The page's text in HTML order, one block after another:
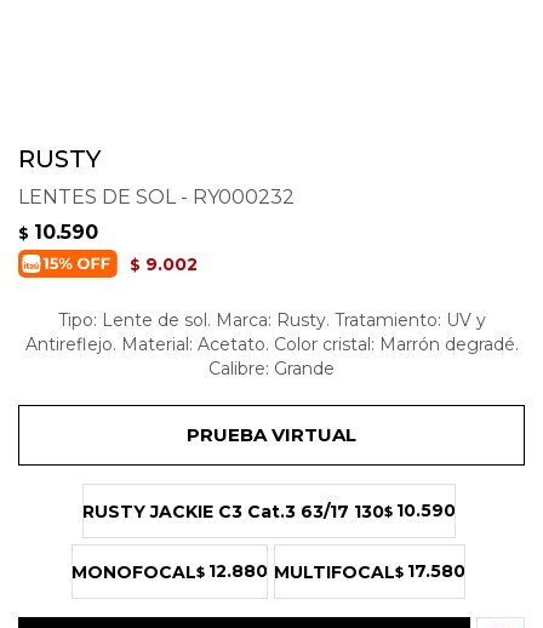
RUSTY
LENTES DE SOL - RY000232
$ 10.590
$ 9.002
Tipo: Lente de sol. Marca: Rusty. Tratamiento: UV y
Antireflejo. Material: Acetato. Color cristal: Marrón degradé.
Calibre: Grande
PRUEBA VIRTUAL
RUSTY JACKIE C3 Cat.3 63/17 130$ 10.590
MONOFOCAL$ 12.880 MULTIFOCAL$ 17.580